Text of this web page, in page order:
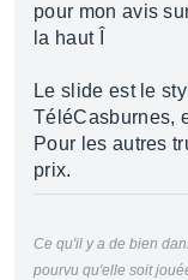
pour mon avis
la haut Î
Le slide est le
TéléCasburnes,
Pour les autres
prix.
Ce qu'il y a de bien
pourvu qu'elle soit